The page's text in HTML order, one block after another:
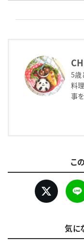
5歳
料
事
こ
気に